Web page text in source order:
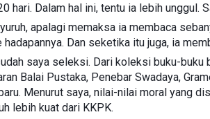
hari. Dalam hal ini, tentu ia lebih unggul.
apalagi memaksa ia membaca
hadapannya. Dan seketika itu juga, ia
saya seleksi. Dari koleksi buku-buku
Balai Pustaka, Penebar Swadaya,
Menurut saya, nilai-nilai moral yang
lebih kuat dari KKPK.